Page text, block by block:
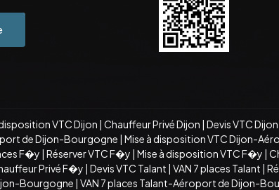
VTC Dijon | Chauffeur Privé Dijon | Devis VTC
de Dijon-Bourgogne | Mise à disposition VTC Dijon-
F�y | Réserver VTC F�y | Mise à disposition VTC F�y |
Privé F�y | Devis VTC Talant | VAN 7 places Talant |
Bourgogne | VAN 7 places Talant-Aéroport de Dijon-